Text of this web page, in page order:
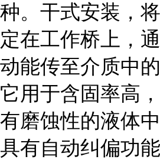
种。干式安装，
定在工作桥上，
动能传至介质中
它用于含固率高
有磨蚀性的液体
具有自动纠偏功